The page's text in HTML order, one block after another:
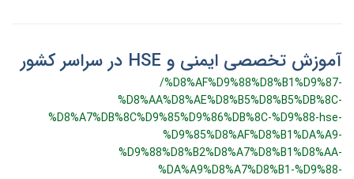
آموزش تخصصی ایمنی و HSE در سراسر کشور
/%D8%AF%D9%88%D8%B1%D9%87-
%D8%AA%D8%AE%D8%B5%D8%B5%DB%8C-
%D8%A7%DB%8C%D9%85%D9%86%DB%8C-%D9%88-hse-
%D9%85%D8%AF%D8%B1%DA%A9-
%D9%88%D8%B2%D8%A7%D8%B1%D8%AA-
%DA%A9%D8%A7%D8%B1-%D9%88-